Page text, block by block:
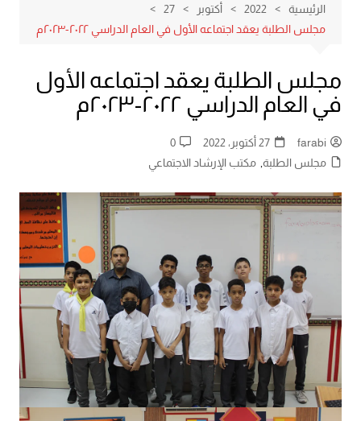
الرئيسية 2022 أكتوبر
27
مجلس الطلبة يعقد اجتماعه الأول في العام الدراسي ٢٠٢٢-٢٠٢٣م
مجلس الطلبة يعقد اجتماعه الأول
في العام الدراسي ٢٠٢٢-٢٠٢٣م
farabi 27 أكتوبر، 2022
0
مجلس الطلبة, مكتب الإرشاد الاجتماعي